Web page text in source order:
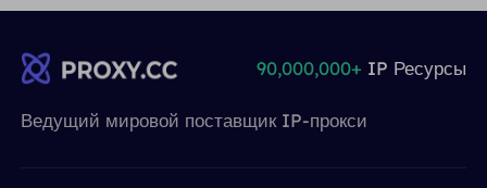
Ведущий мировой поставщик IP-прокси
90,000,000+ IP Ресурсы